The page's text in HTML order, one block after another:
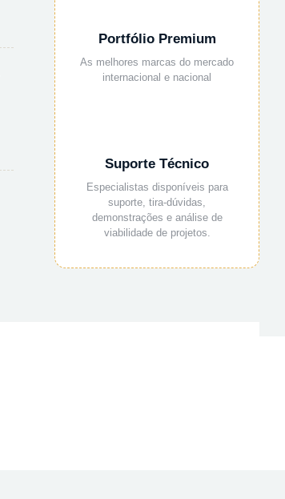
Portfólio Premium
As melhores marcas do mercado
internacional e nacional
Suporte Técnico
Especialistas disponíveis para
suporte, tira-dúvidas,
demonstrações e análise de
viabilidade de projetos.